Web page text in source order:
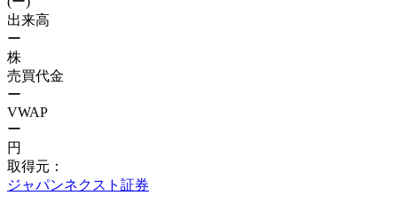
出来高
ー
株
売買代金
ー
VWAP
ー
円
取得元：
ジャパンネクスト証券